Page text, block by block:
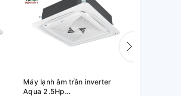
Máy lạnh âm trần inverter
Aqua 2.5Hp